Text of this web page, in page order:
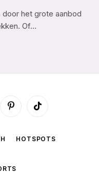
het grote aanbod
Of…
PinterestTikTok
HOTSPOTS